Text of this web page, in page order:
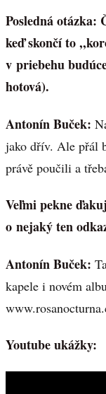
Posledná otázka:
keď skončí to
v priebehu
hotová).
Antonín Buček:
jako dřív. Ale přál
právě poučili a
Veľmi pekne
o nejaký ten
Antonín Buček:
kapele i novém
Youtube ukážky: